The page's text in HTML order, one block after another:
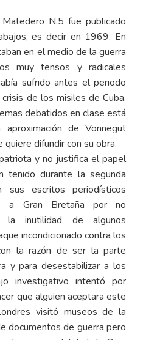
N.5 fue publicado
es decir en 1969. En
en el medio de la guerra
muy tensos y radicales
sufrido antes el periodo
de los misiles de Cuba.
debatidos en clase está
de Vonnegut
quiere difundir con su obra.
y no justifica el papel
tenido durante la segunda
sus escritos periodísticos
a Gran Bretaña por no
la inutilidad de algunos
incondicionado contra los
la razón de ser la parte
y para desestabilizar a los
investigativo intentó por
que alguien aceptara este
visitó museos de la
documentos de guerra pero